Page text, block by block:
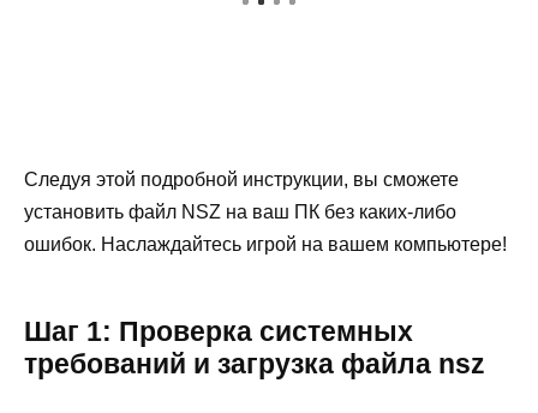
Следуя этой подробной инструкции, вы сможете
установить файл NSZ на ваш ПК без каких-либо
ошибок. Наслаждайтесь игрой на вашем компьютере!
Шаг 1: Проверка системных
требований и загрузка файла nsz